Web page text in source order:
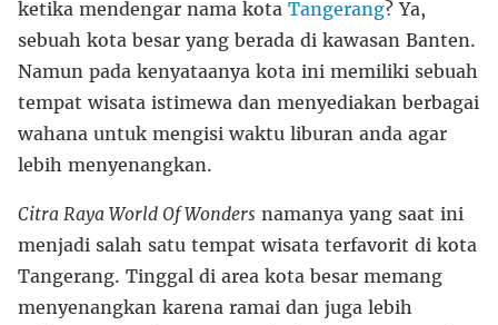
ketika mendengar nama kota Tangerang? Ya,
sebuah kota besar yang berada di kawasan Banten.
Namun pada kenyataanya kota ini memiliki sebuah
tempat wisata istimewa dan menyediakan berbagai
wahana untuk mengisi waktu liburan anda agar
lebih menyenangkan.
Citra Raya World Of Wonders namanya yang saat ini
menjadi salah satu tempat wisata terfavorit di kota
Tangerang. Tinggal di area kota besar memang
menyenangkan karena ramai dan juga lebih